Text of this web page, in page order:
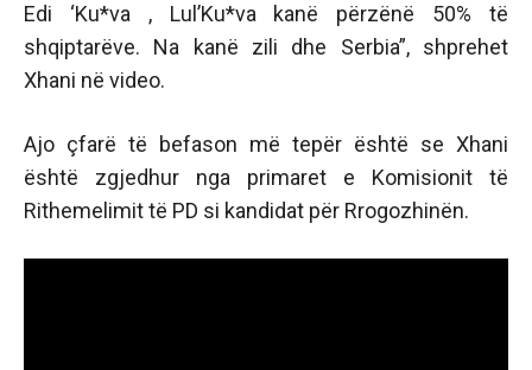
Edi ‘Ku*va , Lul’Ku*va kanë përzënë 50% të
shqiptarëve. Na kanë zili dhe Serbia”, shprehet
Xhani në video.
Ajo çfarë të befason më tepër është se Xhani
është zgjedhur nga primaret e Komisionit të
Rithemelimit të PD si kandidat për Rrogozhinën.